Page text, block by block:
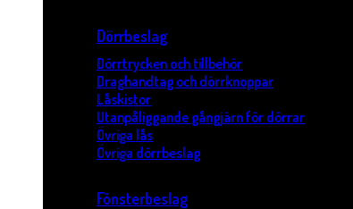
Dörrbeslag
Dörrtrycken och tillbehör
Draghandtag och dörrknoppar
Låskistor
Utanpåliggande gångjärn för dörrar
Övriga lås
Övriga dörrbeslag
Fönsterbeslag